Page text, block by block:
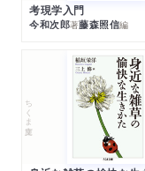
考現学入門
今和次郎著藤森照信編
ちくま文庫